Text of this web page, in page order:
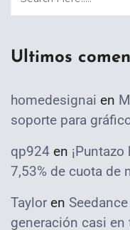
Ultimos
homedesignai en
soporte para
qp924 en
7,53% de cuota de
Taylor en
generación casi en